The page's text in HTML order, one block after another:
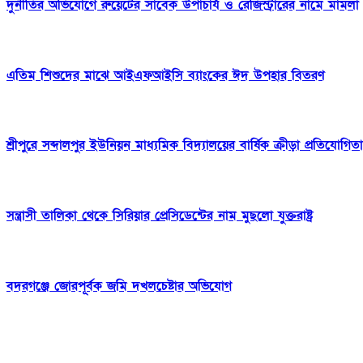
দুর্নীতির অভিযোগে রুয়েটের সাবেক উপাচার্য ও রেজিস্ট্রারের নামে মামলা
এতিম শিশুদের মাঝে আইএফআইসি ব্যাংকের ঈদ উপহার বিতরণ
শ্রীপুরে সব্দালপুর ইউনিয়ন মাধ্যমিক বিদ্যালয়ের বার্ষিক ক্রীড়া
সন্ত্রাসী তালিকা থেকে সিরিয়ার প্রেসিডেন্টের নাম মুছলো যুক্তরাষ্ট্র
বদরগঞ্জে জোরপূর্বক জমি দখলচেষ্টার অভিযোগ